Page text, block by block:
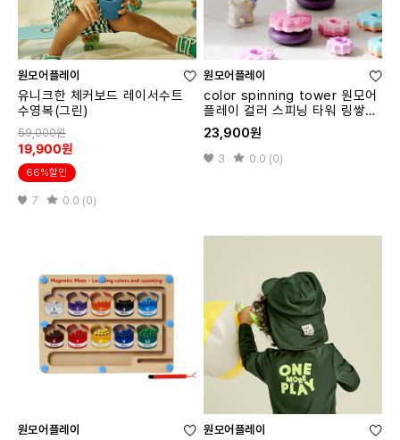
원모어플레이
유니크한 체커보드 레이서수트
수영복(그린)
59,000원
19,900원
66%할인
7 0.0 (0)
원모어플레이
color spinning tower 원모어
플레이 컬러 스피닝 타워 링쌓기
교구
23,900원
3 0.0 (0)
원모어플레이 원모어플레이